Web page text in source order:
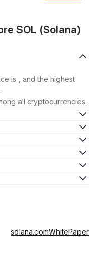
SOL (Solana)
is , and the highest
all cryptocurrencies.
solana.comWhitePaper